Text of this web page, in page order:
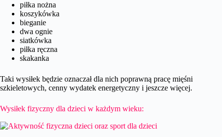
piłka nożna
koszykówka
bieganie
dwa ognie
siatkówka
piłka ręczna
skakanka
Taki wysiłek będzie oznaczał dla nich poprawną pracę mięśni
szkieletowych, cenny wydatek energetyczny i jeszcze więcej.
Wysiłek fizyczny dla dzieci w każdym wieku: